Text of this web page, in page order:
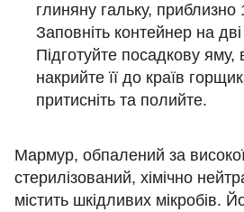
глиняну гальку, приблизно
Заповніть контейнер на
Підготуйте посадкову яму,
накрийте її до країв
притисніть та полийте.
Мармур, обпалений за
стерилізований, хімічно
містить шкідливих мікробів.